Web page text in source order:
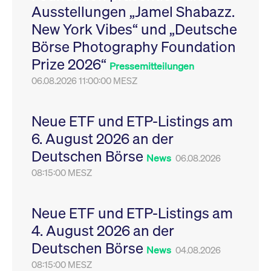
Ausstellungen „Jamel Shabazz.
New York Vibes“ und „Deutsche
Börse Photography Foundation
Prize 2026“ Pressemitteilungen
06.08.2026 11:00:00 MESZ
Neue ETF und ETP-Listings am
6. August 2026 an der
Deutschen Börse News 06.08.2026
08:15:00 MESZ
Neue ETF und ETP-Listings am
4. August 2026 an der
Deutschen Börse News 04.08.2026
08:15:00 MESZ
Leistung der Website
zu messen. Es handelt
sich um ein Muster-
Cookie, bei dem auf
das Präfix _pk_ses
eine kurze Reihe von
VISITOR_PRIVACY_METADATA
YouTube
.youtube.com
6
Monate
Dieses Cookie dient
Speicherung der
Einwilligungs- und
des Nutzers für ihre
Interaktion mit der
Sitzungen geehrt